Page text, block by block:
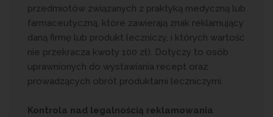
przedmiotów związanych z praktyką medyczną lub
farmaceutyczną, które zawierają znak reklamujący
daną firmę lub produkt leczniczy, i których wartość
nie przekracza kwoty 100 zł). Dotyczy to osób
uprawnionych do wystawiania recept oraz
prowadzących obrót produktami leczniczymi.
Kontrola nad legalnością reklamowania